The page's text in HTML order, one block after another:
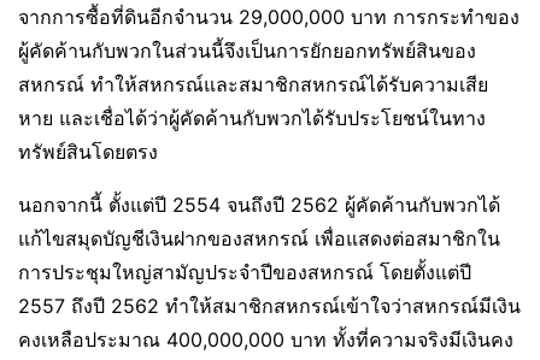
จากการซื้อที่ดินอีกจำนวน 29,000,000 บาท การกระทำของ
ผู้คัดค้านกับพวกในส่วนนี้จึงเป็นการยักยอกทรัพย์สินของ
สหกรณ์ ทำให้สหกรณ์และสมาชิกสหกรณ์ได้รับความเสีย
หาย และเชื่อได้ว่าผู้คัดค้านกับพวกได้รับประโยชน์ในทาง
ทรัพย์สินโดยตรง
นอกจากนี้ ตั้งแต่ปี 2554 จนถึงปี 2562 ผู้คัดค้านกับพวกได้
แก้ไขสมุดบัญชีเงินฝากของสหกรณ์ เพื่อแสดงต่อสมาชิกใน
การประชุมใหญ่สามัญประจำปีของสหกรณ์ โดยตั้งแต่ปี
2557 ถึงปี 2562 ทำให้สมาชิกสหกรณ์เข้าใจว่าสหกรณ์มีเงิน
คงเหลือประมาณ 400,000,000 บาท ทั้งที่ความจริงมีเงินคง